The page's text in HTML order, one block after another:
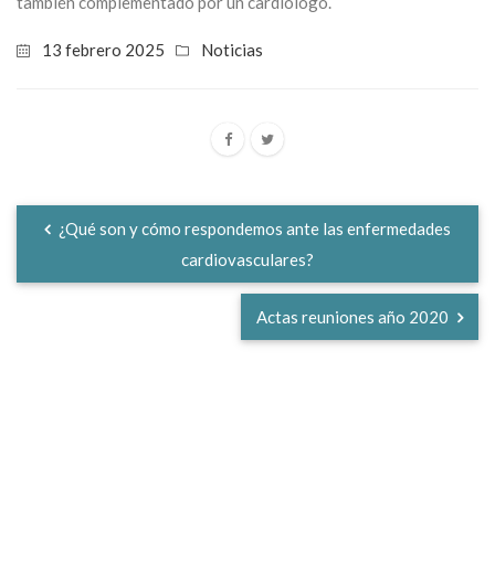
13 febrero 2025 Noticias
¿Qué son y cómo respondemos ante las enfermedades
cardiovasculares?
Actas reuniones año 2020